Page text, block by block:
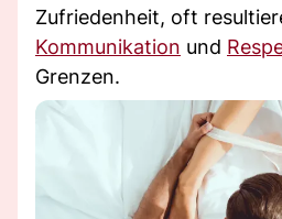
Zufriedenheit, oft
Kommunikation und
Grenzen.